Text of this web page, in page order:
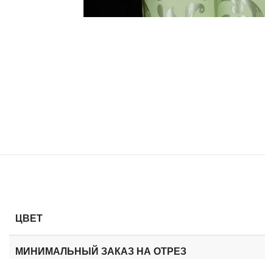
ЦВЕТ
МИНИМАЛЬНЫЙ ЗАКАЗ НА ОТРЕЗ